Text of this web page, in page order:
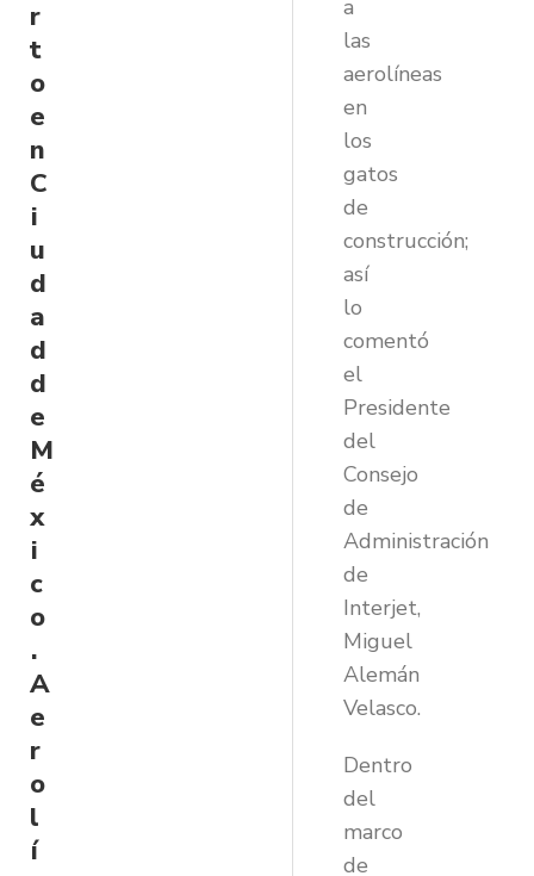
r
t
o
e
n
C
i
u
d
a
d
d
e
M
é
x
i
c
o
.
A
e
r
o
l
í
a
las
aerolíneas
en
los
gatos
de
construcción;
así
lo
comentó
el
Presidente
del
Consejo
de
Administración
de
Interjet,
Miguel
Alemán
Velasco.
Dentro
del
marco
de